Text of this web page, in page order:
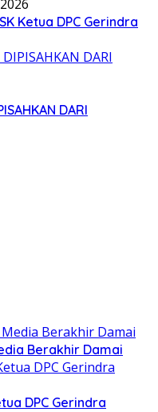
Ketua DPC Gerindra
DARI
Berakhir Damai
DPC Gerindra